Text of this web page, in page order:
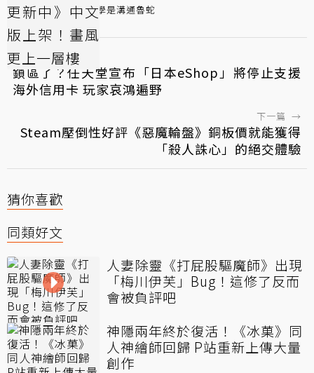
漫畫 古見同學是溝通魯蛇
← 上一篇
鎖區了？任天堂宣布「日本eShop」將停止支援
海外信用卡 玩家哀鴻遍野
下一篇 →
Steam壓倒性好評《惡魔輪盤》銅板價就能獲得
「殺人誅心」的絕交體驗
猜你喜歡
同類好文
人妻除靈《打屁股驅魔師》出現
「梅川伊芙」Bug！這修了反而
會被負評吧
神隱兩年終於復活！《冰菓》同
人神繪師回歸 P站重新上傳大量
創作